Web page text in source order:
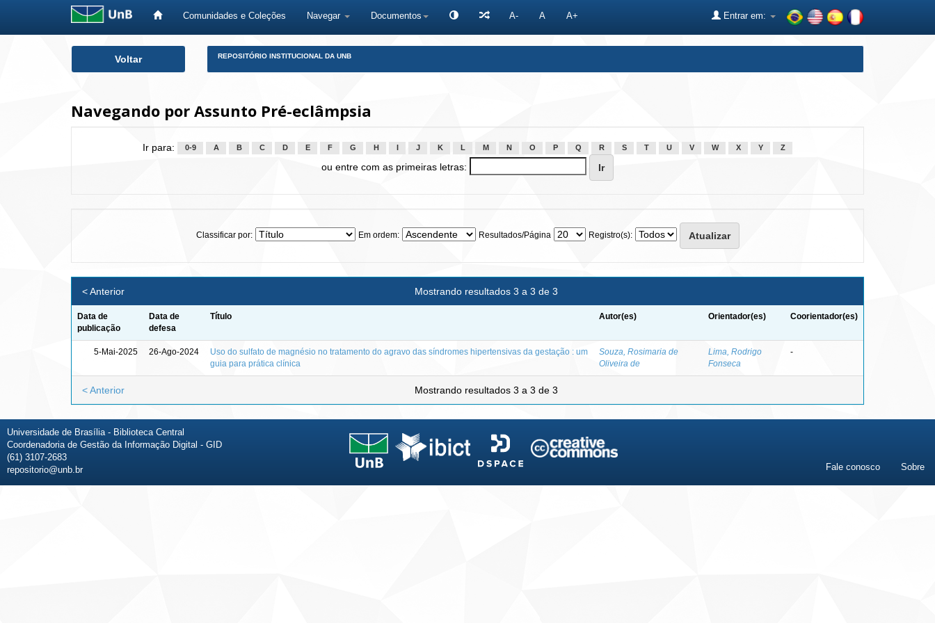
Comunidades e Coleções Navegar Documentos A- A A+ Entrar em:
Voltar REPOSITÓRIO INSTITUCIONAL DA UNB
Navegando por Assunto Pré-eclâmpsia
Ir para: 0-9 A B C D E F G H J K L M N O P Q R S T U V W X Y Z
ou entre com as primeiras letras:
Classificar por: Em ordem: Resultados/Página Registro(s):
Mostrando resultados 3 a 3 de 3
< Anterior
Data de
publicação
Data de
defesa
Título Autor(es) Orientador(es) Coorientador(es)
5-Mai-2025 26-Ago-2024
Uso do sulfato de magnésio no tratamento do agravo das síndromes hipertensivas da gestação : um
guia para prática clínica
Souza, Rosimaria de
Oliveira de
Lima, Rodrigo
Fonseca
-
Mostrando resultados 3 a 3 de 3
< Anterior
Universidade de Brasília - Biblioteca Central
Coordenadoria de Gestão da Informação Digital - GID
(61) 3107-2683
repositorio@unb.br
Fale conosco Sobre